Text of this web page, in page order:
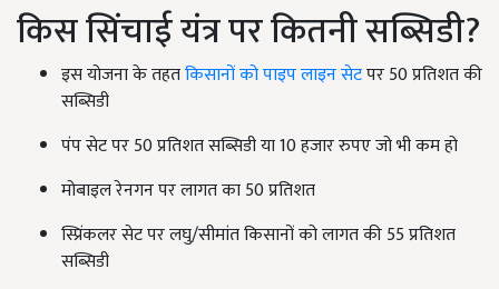
किस सिंचाई यंत्र पर कितनी सब्सिडी?
इस योजना के तहतकिसानों को पाइप लाइन सेटपर 50 प्रतिशत की
सब्सिडी
पंप सेट पर 50 प्रतिशत सब्सिडी या 10 हजार रुपए जो भी कम हो
मोबाइल रेनगन पर लागत का 50 प्रतिशत
स्प्रिंकलर सेट पर लघु/सीमांत किसानों को लागत की 55 प्रतिशत
सब्सिडी